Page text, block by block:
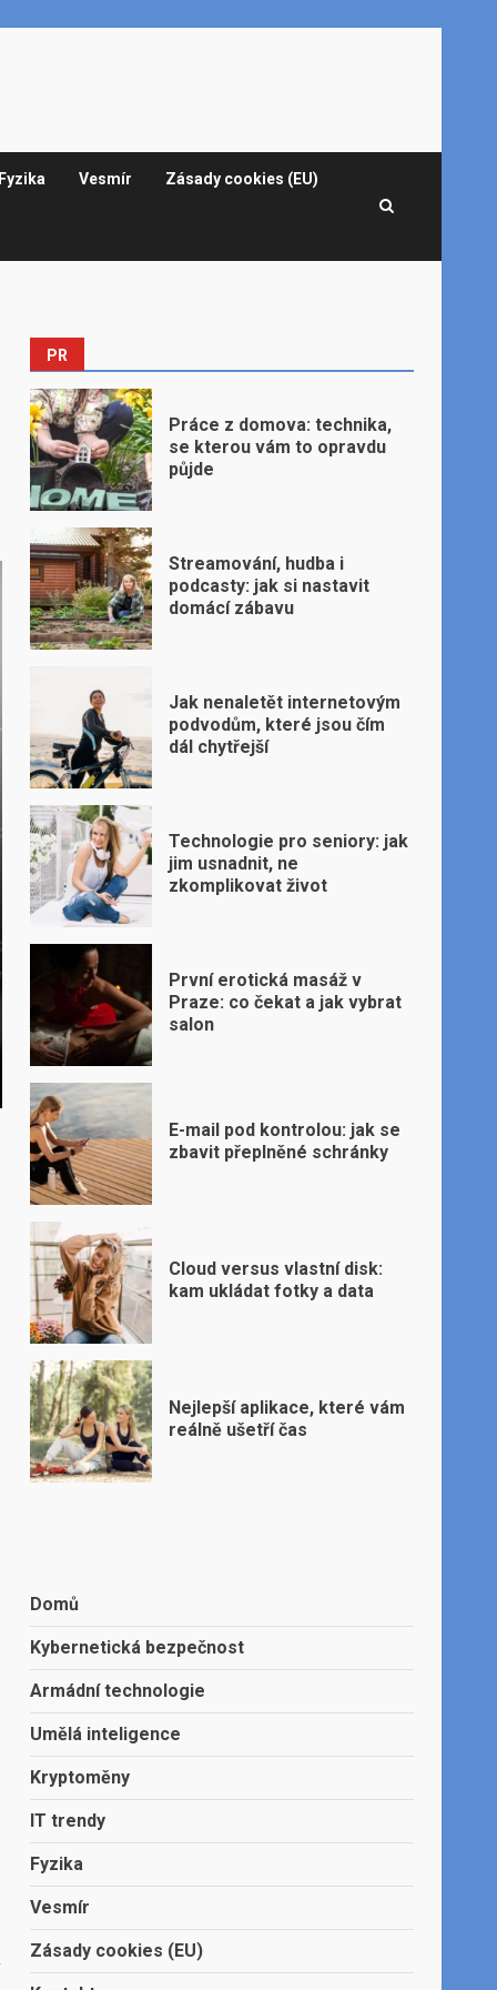
Vesmír Zásady cookies (EU)
PR
Práce z domova: technika,
se kterou vám to opravdu
půjde
Streamování, hudba i
podcasty: jak si nastavit
domácí zábavu
Jak nenaletět internetovým
podvodům, které jsou čím
dál chytřejší
Technologie pro seniory: jak
jim usnadnit, ne
zkomplikovat život
První erotická masáž v
Praze: co čekat a jak vybrat
salon
E-mail pod kontrolou: jak se
zbavit přeplněné schránky
Cloud versus vlastní disk:
kam ukládat fotky a data
Nejlepší aplikace, které vám
reálně ušetří čas
Domů
Kybernetická bezpečnost
Armádní technologie
Umělá inteligence
Kryptoměny
IT trendy
Fyzika
Vesmír
Zásady cookies (EU)